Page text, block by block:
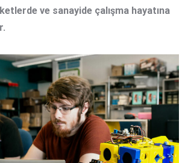
ve sanayide çalışma hayatına